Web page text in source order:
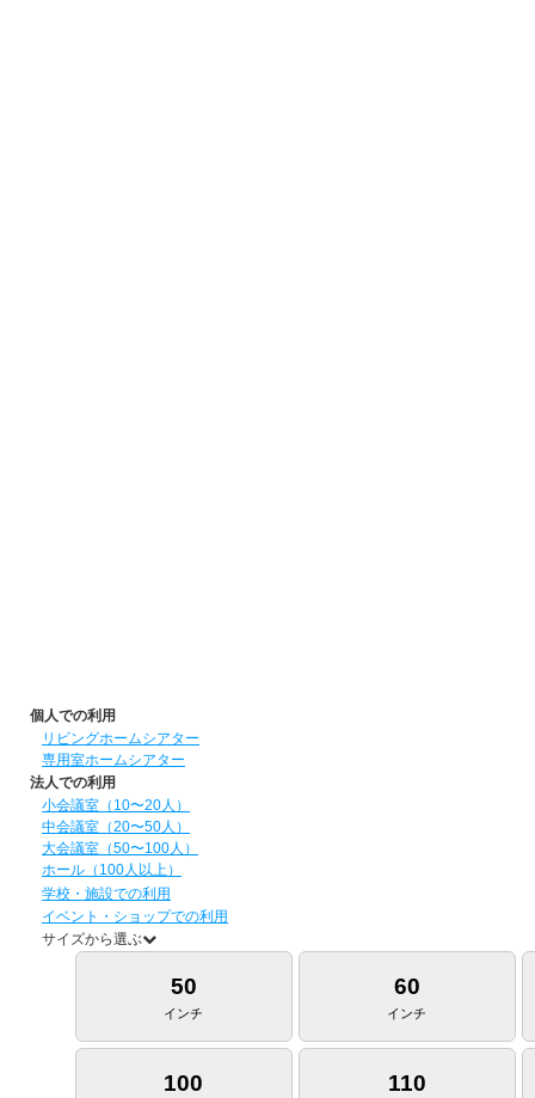
個人での利用
リビングホームシアター
専用室ホームシアター
法人での利用
小会議室（10〜20人）
中会議室（20〜50人）
大会議室（50〜100人）
ホール（100人以上）
学校・施設での利用
イベント・ショップでの利用
サイズから選ぶ
50
インチ
60
インチ
100 110